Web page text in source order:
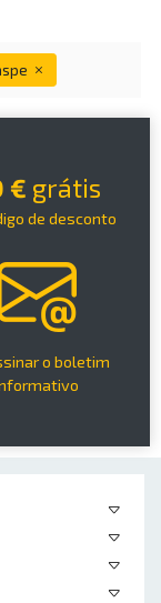
€ grátis
de desconto
o boletim